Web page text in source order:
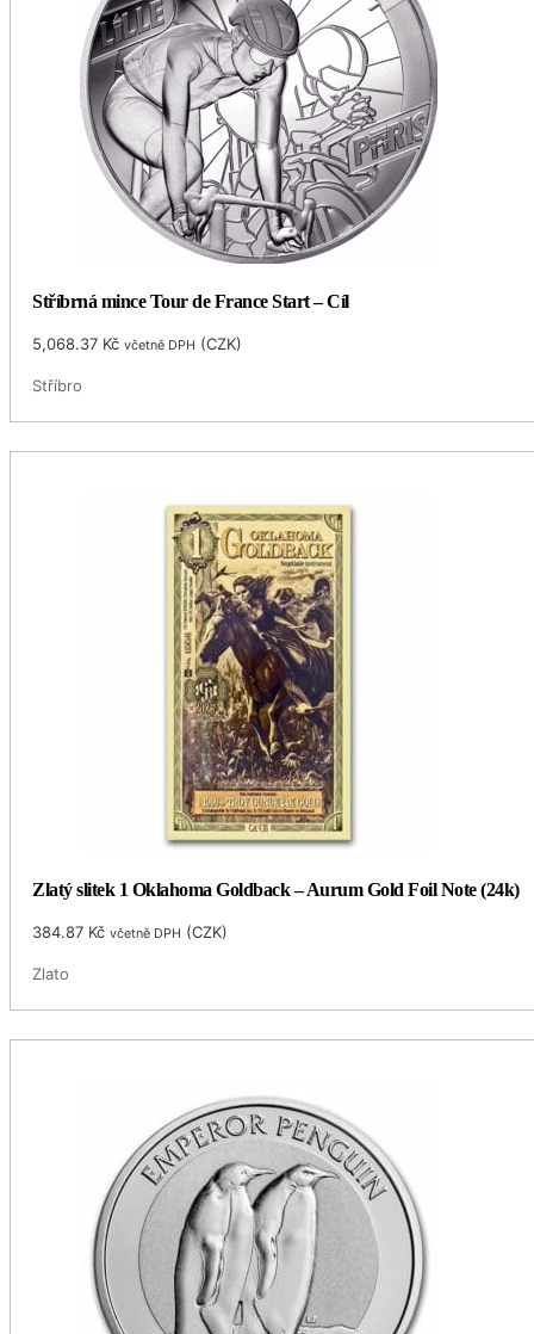
Stříbrná mince Tour de France Start – Cíl
5,068.37 Kč včetně DPH (CZK)
Stříbro
Zlatý slitek 1 Oklahoma Goldback – Aurum Gold Foil Note (24k)
384.87 Kč včetně DPH (CZK)
Zlato